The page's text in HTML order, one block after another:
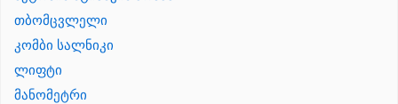
თბომცვლელი
კომბი სალნიკი
ლიფტი
მანომეტრი